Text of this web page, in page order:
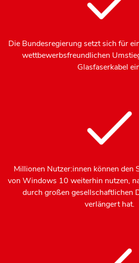
Die Bundesregierung setzt sich für
wettbewerbsfreundlichen
Glasfaserkabel
Millionen Nutzer:innen können den
von Windows 10 weiterhin nutzen,
durch großen gesellschaftlichen
verlängert hat.